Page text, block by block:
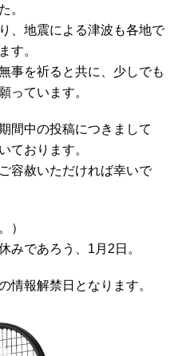
。
、地震による津波も各地で
す。
事を祈ると共に、少しでも
っています。
間中の投稿につきまして
ております。
容赦いただければ幸いで
）
みであろう、1月2日。
情報解禁日となります。